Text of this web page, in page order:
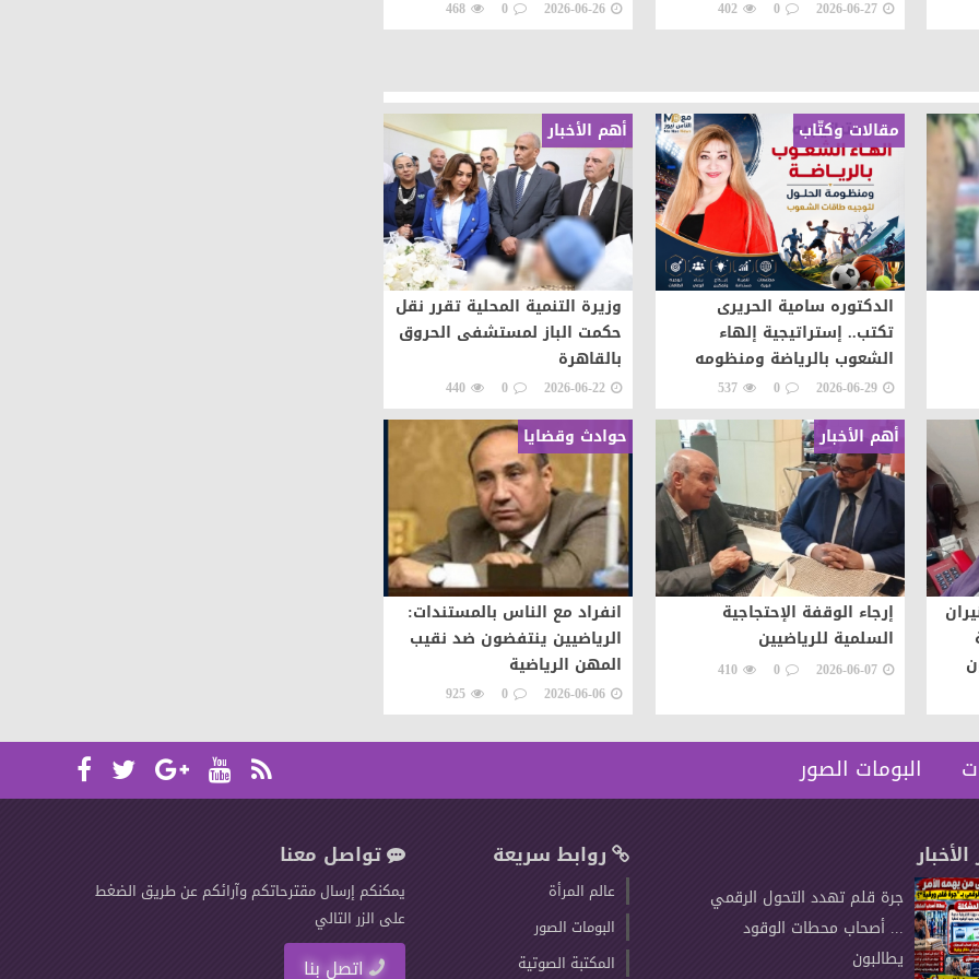
2026-06-27
0
402
بالشفاء
2026-06-26
0
468
مقالات وكتّاب
الدكتوره سامية الحريرى
تكتب.. إستراتيجية إلهاء
الشعوب بالرياضة ومنظومه
الحلول لتوجيه طاقات الشعوب
نحو التطور والابداع
2026-06-29
0
537
أهم الأخبار
وزيرة التنمية المحلية تقرر نقل
حكمت الباز لمستشفى الحروق
بالقاهرة
2026-06-22
0
440
أهم الأخبار
إرجاء الوقفة الإحتجاجية
السلمية للرياضيين
2026-06-07
0
410
حوادث وقضايا
انفراد مع الناس بالمستندات:
الرياضيين ينتفضون ضد نقيب
المهن الرياضية
2026-06-06
0
925
البومات الصور
جرة قلم تهدد التحول الرقمي
... أصحاب محطات الوقود
يطالبون
روابط سريعة
عالم المرأة
البومات الصور
المكتبة الصوتية
تواصل معنا
يمكنكم إرسال مقترحاتكم وآرائكم عن طريق الضغط
على الزر التالي
اتصل بنا